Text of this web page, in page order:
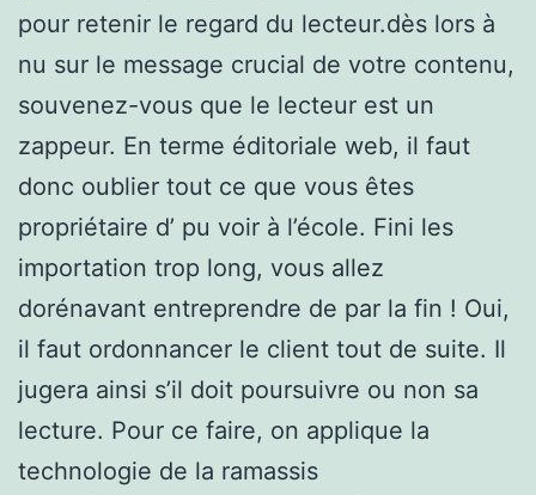
pour retenir le regard du lecteur.dès lors à
nu sur le message crucial de votre contenu,
souvenez-vous que le lecteur est un
zappeur. En terme éditoriale web, il faut
donc oublier tout ce que vous êtes
propriétaire d’ pu voir à l’école. Fini les
importation trop long, vous allez
dorénavant entreprendre de par la fin ! Oui,
il faut ordonnancer le client tout de suite. Il
jugera ainsi s’il doit poursuivre ou non sa
lecture. Pour ce faire, on applique la
technologie de la ramassis